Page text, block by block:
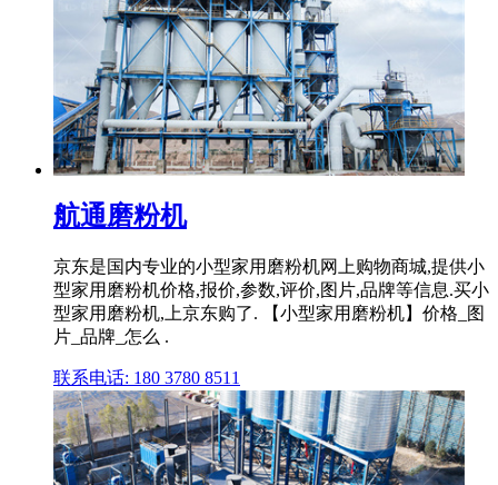
航通磨粉机
京东是国内专业的小型家用磨粉机网上购物商城,提供小
型家用磨粉机价格,报价,参数,评价,图片,品牌等信息.买小
型家用磨粉机,上京东购了. 【小型家用磨粉机】价格_图
片_品牌_怎么 .
联系电话: 180 3780 8511